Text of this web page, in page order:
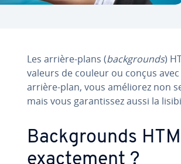
Les arrière-plans (back­grounds)
valeurs de couleur ou conçus
arrière-plan, vous améliorez non
mais vous ga­ran­tis­sez aussi la
Back­grounds
exac­te­ment ?